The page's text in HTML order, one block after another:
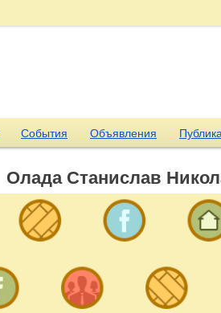
События Объявления
Олада Станислав